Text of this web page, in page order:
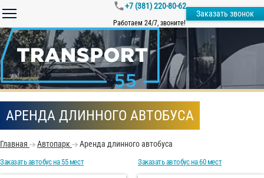
+7 (381) 220-80-62
Работаем 24/7, звоните!
Заказать звонок
АРЕНДА ДЛИННОГО АВТОБУСА
Главная Автопарк Аренда длинного автобуса
Заказать автобус на 55 мест Заказать автобус на 60 мест